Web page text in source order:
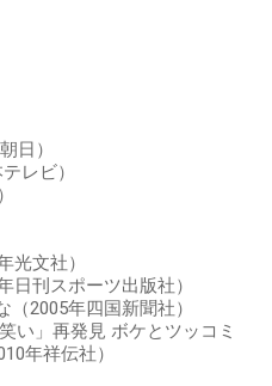
日）
レビ）
光文社）
日刊スポーツ出版社）
2005年四国新聞社）
い」再発見 ボケとツッコミ
年祥伝社）